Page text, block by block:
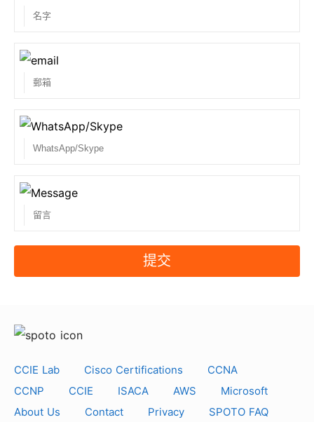
提交
CCIE Lab Cisco Certifications
CCNA
CCNP
CCIE ISACA AWS
Microsoft
About Us
Contact Privacy SPOTO FAQ